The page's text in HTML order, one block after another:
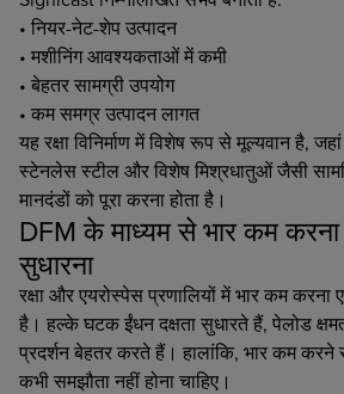
• नियर-नेट-शेप उत्पादन
• मशीनिंग आवश्यकताओं में कमी
• बेहतर सामग्री उपयोग
• कम समग्र उत्पादन लागत
यह रक्षा विनिर्माण में विशेष रूप से मूल्यवान है,
स्टेनलेस स्टील और विशेष मिश्रधातुओं जैसी
मानदंडों को पूरा करना होता है।
DFM के माध्यम से भार कम
सुधारना
रक्षा और एयरोस्पेस प्रणालियों में भार कम
है। हल्के घटक ईंधन दक्षता सुधारते हैं, पेलोड
प्रदर्शन बेहतर करते हैं। हालांकि, भार कम
कभी समझौता नहीं होना चाहिए।